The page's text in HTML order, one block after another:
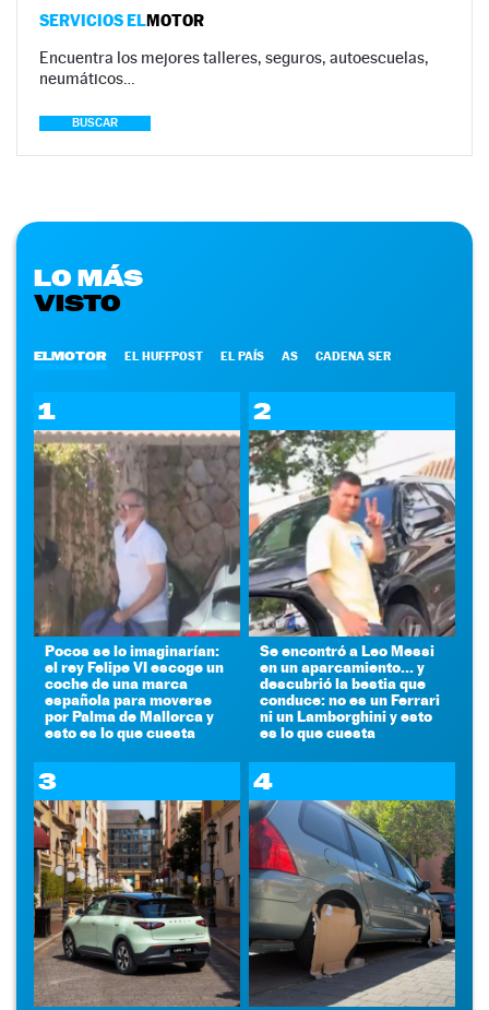
SERVICIOS ELMOTOR
Encuentra los mejores talleres, seguros, autoescuelas,
neumáticos…
BUSCAR
LO MÁS
VISTO
ELMOTOR EL HUFFPOST EL PAÍS AS CADENA SER
1
Pocos se lo imaginarían:
el rey Felipe VI escoge un
coche de una marca
española para moverse
por Palma de Mallorca y
esto es lo que cuesta
2
Se encontró a Leo Messi
en un aparcamiento... y
descubrió la bestia que
conduce: no es un Ferrari
ni un Lamborghini y esto
es lo que cuesta
3 4